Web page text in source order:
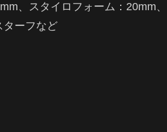
、スタイロフォーム：20mm、
ターフなど